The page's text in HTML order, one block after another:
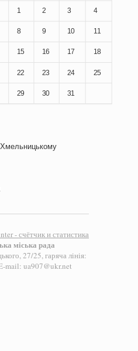
1 2 3 4
8 9 10 11
15 16 17 18
22 23 24 25
29 30 31
міська рада
27/25, гаряча лінія:
mail: ua907@ukr.net